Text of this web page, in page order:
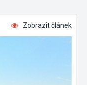
Zobrazit článek